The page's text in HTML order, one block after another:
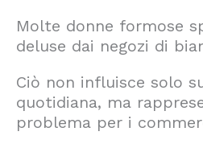
Molte donne formose
deluse dai negozi di
Ciò non influisce solo
quotidiana, ma
problema per i